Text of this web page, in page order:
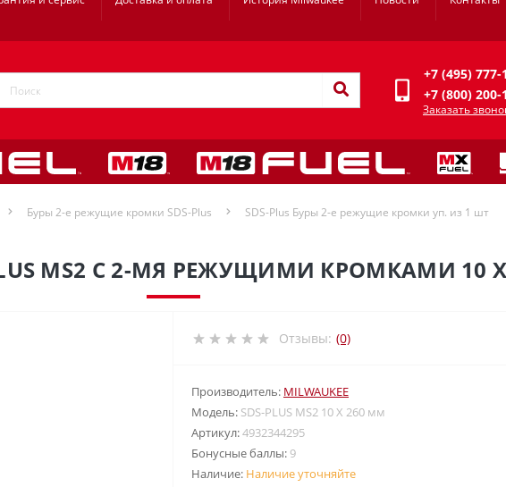
+7 (495) 777-
+7 (800) 200-
Заказать
Буры 2-е режущие кромки SDS-Plus
SDS-Plus Буры 2-е режущие кромки уп. из 1 шт
PLUS MS2 С 2-МЯ РЕЖУЩИМИ КРОМКАМИ 10
Отзывы: (0)
Производитель: MILWAUKEE
Модель: SDS-PLUS MS2 10 X 260 мм
Артикул:4932344295
Бонусные баллы: 9
Наличие: Наличие уточняйте